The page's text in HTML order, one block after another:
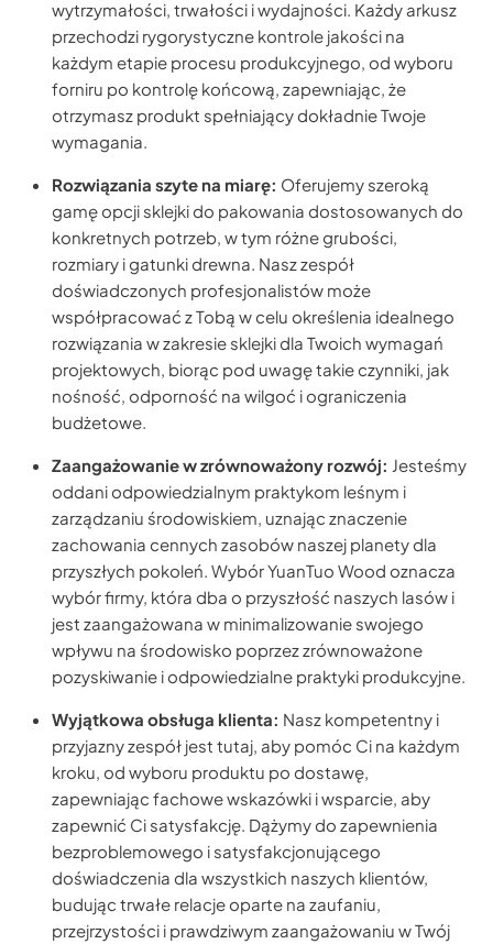
wytrzymałości, trwałości i wydajności. Każdy arkusz
przechodzi rygorystyczne kontrole jakości na
każdym etapie procesu produkcyjnego, od wyboru
forniru po kontrolę końcową, zapewniając, że
otrzymasz produkt spełniający dokładnie Twoje
wymagania.
Rozwiązania szyte na miarę: Oferujemy szeroką
gamę opcji sklejki do pakowania dostosowanych do
konkretnych potrzeb, w tym różne grubości,
rozmiary i gatunki drewna. Nasz zespół
doświadczonych profesjonalistów może
współpracować z Tobą w celu określenia idealnego
rozwiązania w zakresie sklejki dla Twoich wymagań
projektowych, biorąc pod uwagę takie czynniki, jak
nośność, odporność na wilgoć i ograniczenia
budżetowe.
Zaangażowanie w zrównoważony rozwój: Jesteśmy
oddani odpowiedzialnym praktykom leśnym i
zarządzaniu środowiskiem, uznając znaczenie
zachowania cennych zasobów naszej planety dla
przyszłych pokoleń. Wybór YuanTuo Wood oznacza
wybór firmy, która dba o przyszłość naszych lasów i
jest zaangażowana w minimalizowanie swojego
wpływu na środowisko poprzez zrównoważone
pozyskiwanie i odpowiedzialne praktyki produkcyjne.
Wyjątkowa obsługa klienta: Nasz kompetentny i
przyjazny zespół jest tutaj, aby pomóc Ci na każdym
kroku, od wyboru produktu po dostawę,
zapewniając fachowe wskazówki i wsparcie, aby
zapewnić Ci satysfakcję. Dążymy do zapewnienia
bezproblemowego i satysfakcjonującego
doświadczenia dla wszystkich naszych klientów,
budując trwałe relacje oparte na zaufaniu,
przejrzystości i prawdziwym zaangażowaniu w Twój